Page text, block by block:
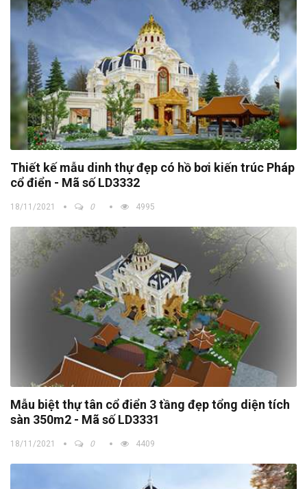
Thiết kế mẫu dinh thự đẹp có hồ bơi kiến trúc Pháp
cổ điển - Mã số LD3332
18/11/2021 0 4995
Mẫu biệt thự tân cổ điển 3 tầng đẹp tổng diện tích
sàn 350m2 - Mã số LD3331
18/11/2021 0 4409